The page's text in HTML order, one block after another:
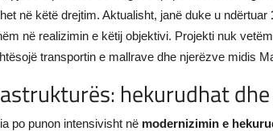
në këtë drejtim. Aktualisht, janë duke u ndërtuar
në realizimin e këtij objektivi. Projekti nuk
transportin e mallrave dhe njerëzve midis
hekurudhat
po punon intensivisht në modernizimin e